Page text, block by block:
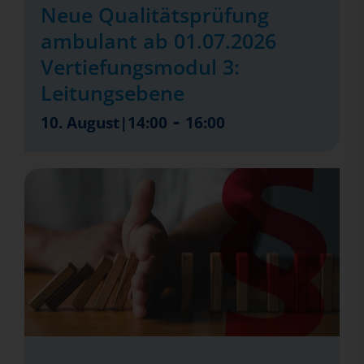
Neue Qualitätsprüfung
ambulant ab 01.07.2026
Vertiefungsmodul 3:
Leitungsebene
10. August|14:00 - 16:00